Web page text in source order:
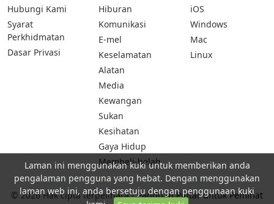
Hubungi Kami
Syarat
Perkhidmatan
Dasar Privasi
Hiburan
Komunikasi
E-mel
Keselamatan
Alatan
Media
Kewangan
Sukan
Kesihatan
Gaya Hidup
Membeli-belah
iOS
Windows
Mac
Linux
© 2026 Hak cipta terpelihara -Panduan Pintar untuk Peminat
Laman ini menggunakan kuki untuk memberikan anda
pengalaman pengguna yang hebat. Dengan menggunakan
laman web ini, anda bersetuju dengan penggunaan kuki